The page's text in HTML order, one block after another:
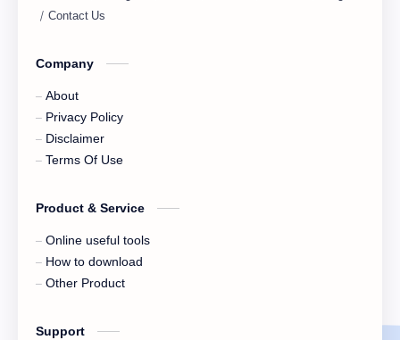
Company
About
Privacy Policy
Disclaimer
Terms Of Use
Product & Service
Online useful tools
How to download
Other Product
Support